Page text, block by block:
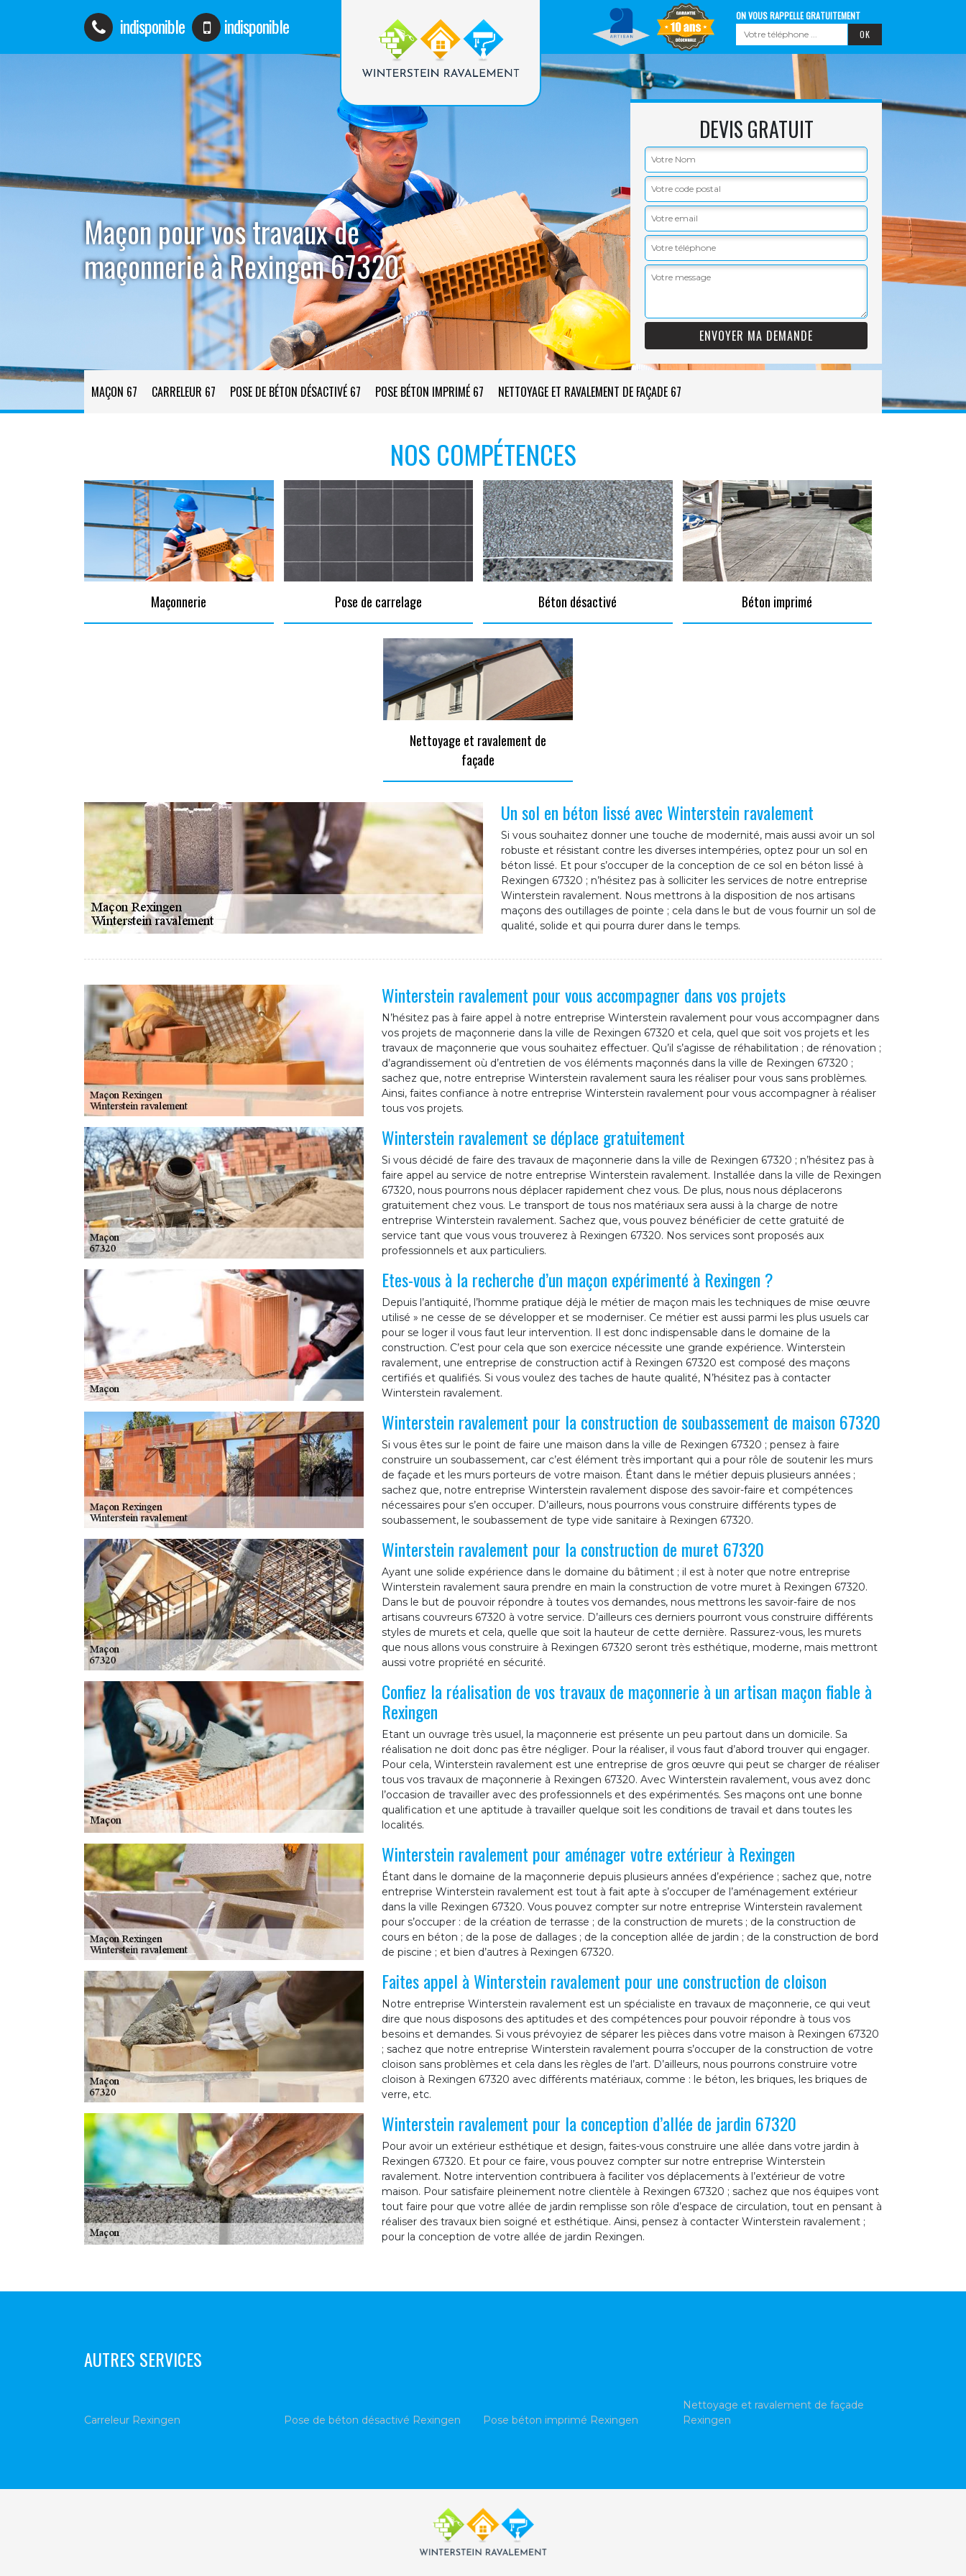
indisponible indisponible ON VOUS RAPPELLE GRATUITEMENT
Maçon pour vos travaux de
maçonnerie à Rexingen 67320
DEVIS GRATUIT
MAÇON 67 CARRELEUR 67 POSE DE BÉTON DÉSACTIVÉ 67 POSE BÉTON IMPRIMÉ 67 NETTOYAGE ET RAVALEMENT DE FAÇADE 67
NOS COMPÉTENCES
Maçonnerie Pose de carrelage Béton désactivé Béton imprimé
Nettoyage et ravalement de
façade
Un sol en béton lissé avec Winterstein ravalement
Si vous souhaitez donner une touche de modernité, mais aussi avoir un sol
robuste et résistant contre les diverses intempéries, optez pour un sol en
béton lissé. Et pour s’occuper de la conception de ce sol en béton lissé à
Rexingen 67320 ; n’hésitez pas à solliciter les services de notre entreprise
Winterstein ravalement. Nous mettrons à la disposition de nos artisans
maçons des outillages de pointe ; cela dans le but de vous fournir un sol de
qualité, solide et qui pourra durer dans le temps.
Winterstein ravalement pour vous accompagner dans vos projets
N’hésitez pas à faire appel à notre entreprise Winterstein ravalement pour vous accompagner dans
vos projets de maçonnerie dans la ville de Rexingen 67320 et cela, quel que soit vos projets et les
travaux de maçonnerie que vous souhaitez effectuer. Qu’il s’agisse de réhabilitation ; de rénovation ;
d’agrandissement où d’entretien de vos éléments maçonnés dans la ville de Rexingen 67320 ;
sachez que, notre entreprise Winterstein ravalement saura les réaliser pour vous sans problèmes.
Ainsi, faites confiance à notre entreprise Winterstein ravalement pour vous accompagner à réaliser
tous vos projets.
Winterstein ravalement se déplace gratuitement
Si vous décidé de faire des travaux de maçonnerie dans la ville de Rexingen 67320 ; n’hésitez pas à
faire appel au service de notre entreprise Winterstein ravalement. Installée dans la ville de Rexingen
67320, nous pourrons nous déplacer rapidement chez vous. De plus, nous nous déplacerons
gratuitement chez vous. Le transport de tous nos matériaux sera aussi à la charge de notre
entreprise Winterstein ravalement. Sachez que, vous pouvez bénéficier de cette gratuité de
service tant que vous vous trouverez à Rexingen 67320. Nos services sont proposés aux
professionnels et aux particuliers.
Etes-vous à la recherche d’un maçon expérimenté à Rexingen ?
Depuis l’antiquité, l’homme pratique déjà le métier de maçon mais les techniques de mise œuvre
utilisé » ne cesse de se développer et se moderniser. Ce métier est aussi parmi les plus usuels car
pour se loger il vous faut leur intervention. Il est donc indispensable dans le domaine de la
construction. C’est pour cela que son exercice nécessite une grande expérience. Winterstein
ravalement, une entreprise de construction actif à Rexingen 67320 est composé des maçons
certifiés et qualifiés. Si vous voulez des taches de haute qualité, N’hésitez pas à contacter
Winterstein ravalement.
Winterstein ravalement pour la construction de soubassement de maison 67320
Si vous êtes sur le point de faire une maison dans la ville de Rexingen 67320 ; pensez à faire
construire un soubassement, car c’est élément très important qui a pour rôle de soutenir les murs
de façade et les murs porteurs de votre maison. Étant dans le métier depuis plusieurs années ;
sachez que, notre entreprise Winterstein ravalement dispose des savoir-faire et compétences
nécessaires pour s’en occuper. D’ailleurs, nous pourrons vous construire différents types de
soubassement, le soubassement de type vide sanitaire à Rexingen 67320.
Winterstein ravalement pour la construction de muret 67320
Ayant une solide expérience dans le domaine du bâtiment ; il est à noter que notre entreprise
Winterstein ravalement saura prendre en main la construction de votre muret à Rexingen 67320.
Dans le but de pouvoir répondre à toutes vos demandes, nous mettrons les savoir-faire de nos
artisans couvreurs 67320 à votre service. D’ailleurs ces derniers pourront vous construire différents
styles de murets et cela, quelle que soit la hauteur de cette dernière. Rassurez-vous, les murets
que nous allons vous construire à Rexingen 67320 seront très esthétique, moderne, mais mettront
aussi votre propriété en sécurité.
Confiez la réalisation de vos travaux de maçonnerie à un artisan maçon fiable à
Rexingen
Etant un ouvrage très usuel, la maçonnerie est présente un peu partout dans un domicile. Sa
réalisation ne doit donc pas être négliger. Pour la réaliser, il vous faut d’abord trouver qui engager.
Pour cela, Winterstein ravalement est une entreprise de gros œuvre qui peut se charger de réaliser
tous vos travaux de maçonnerie à Rexingen 67320. Avec Winterstein ravalement, vous avez donc
l’occasion de travailler avec des professionnels et des expérimentés. Ses maçons ont une bonne
qualification et une aptitude à travailler quelque soit les conditions de travail et dans toutes les
localités.
Winterstein ravalement pour aménager votre extérieur à Rexingen
Étant dans le domaine de la maçonnerie depuis plusieurs années d’expérience ; sachez que, notre
entreprise Winterstein ravalement est tout à fait apte à s’occuper de l’aménagement extérieur
dans la ville Rexingen 67320. Vous pouvez compter sur notre entreprise Winterstein ravalement
pour s’occuper : de la création de terrasse ; de la construction de murets ; de la construction de
cours en béton ; de la pose de dallages ; de la conception allée de jardin ; de la construction de bord
de piscine ; et bien d’autres à Rexingen 67320.
Faites appel à Winterstein ravalement pour une construction de cloison
Notre entreprise Winterstein ravalement est un spécialiste en travaux de maçonnerie, ce qui veut
dire que nous disposons des aptitudes et des compétences pour pouvoir répondre à tous vos
besoins et demandes. Si vous prévoyiez de séparer les pièces dans votre maison à Rexingen 67320
; sachez que notre entreprise Winterstein ravalement pourra s’occuper de la construction de votre
cloison sans problèmes et cela dans les règles de l’art. D’ailleurs, nous pourrons construire votre
cloison à Rexingen 67320 avec différents matériaux, comme : le béton, les briques, les briques de
verre, etc.
Winterstein ravalement pour la conception d’allée de jardin 67320
Pour avoir un extérieur esthétique et design, faites-vous construire une allée dans votre jardin à
Rexingen 67320. Et pour ce faire, vous pouvez compter sur notre entreprise Winterstein
ravalement. Notre intervention contribuera à faciliter vos déplacements à l’extérieur de votre
maison. Pour satisfaire pleinement notre clientèle à Rexingen 67320 ; sachez que nos équipes vont
tout faire pour que votre allée de jardin remplisse son rôle d’espace de circulation, tout en pensant à
réaliser des travaux bien soigné et esthétique. Ainsi, pensez à contacter Winterstein ravalement ;
pour la conception de votre allée de jardin Rexingen.
AUTRES SERVICES
Carreleur Rexingen Pose de béton désactivé Rexingen Pose béton imprimé Rexingen
Nettoyage et ravalement de façade
Rexingen